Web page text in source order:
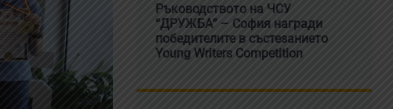
Ръководството на ЧСУ
“ДРУЖБА” – София награди
победителите в състезанието
Young Writers Competition